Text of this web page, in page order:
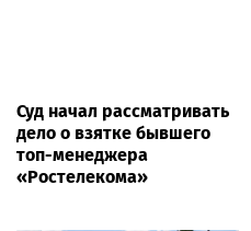
Суд начал рассматривать
дело о взятке бывшего
топ-менеджера
«Ростелекома»